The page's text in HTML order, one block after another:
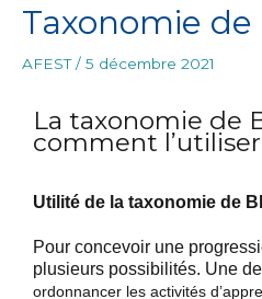
Taxonomie
AFEST/ 5 décembre 2021
La taxonomie de
comment
Utilité de la taxonomie de
Pour concevoir une
plusieurs possibilités. Une
ordonnancer les activités